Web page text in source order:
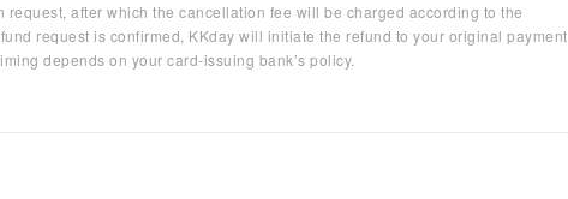
after which the cancellation fee will be charged according to the
request is confirmed, KKday will initiate the refund to your original payment
depends on your card-issuing bank’s policy.